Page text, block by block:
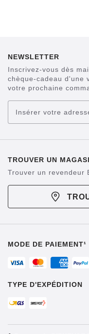
NEWSLETTER
Inscrivez-vous dès
chèque-cadeau d'une
votre prochaine
Insérer votre
TROUVER UN
Trouver un revendeur
MODE DE PAIEMENT¹
TYPE D'EXPÉDITION